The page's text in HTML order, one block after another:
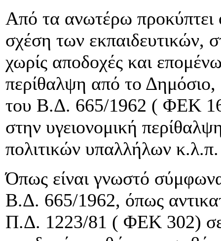
Από τα ανωτέρω προκύπτει
σχέση των εκπαιδευτικών,
χωρίς αποδοχές και
περίθαλψη από το
του Β.Δ. 665/1962 ( ΦΕΚ
στην υγειονομική
πολιτικών υπαλλήλων κ.λ.π.
Όπως είναι γνωστό
Β.Δ. 665/1962, όπως
Π.Δ. 1223/81 ( ΦΕΚ 302)